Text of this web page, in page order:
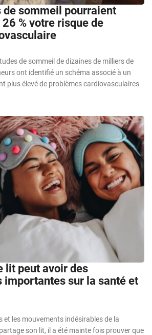
de sommeil pourraient
% votre risque de
de sommeil de dizaines de milliers de
ont identifié un schéma associé à un
plus élevé de problèmes cardiovasculaires
lit peut avoir des
importantes sur la santé et
et les mouvements indésirables de la
son lit, il a été mainte fois prouver que